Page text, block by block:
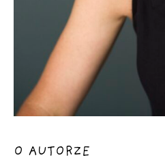
O AUTORZE